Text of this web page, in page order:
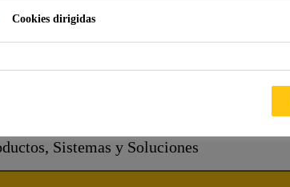
¿En qué podemos
Cookies dirigidas